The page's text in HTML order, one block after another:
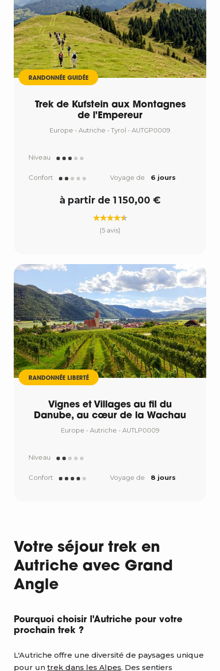
RANDONNÉE GUIDÉE
Trek de Kufstein aux Montagnes
de l'Empereur
Europe - Autriche - Tyrol - AUTGP0009
Niveau
Confort Voyage de 6 jours
à partir de 1 150,00 €
(5 avis)
RANDONNÉE LIBERTÉ
Vignes et Villages au fil du
Danube, au cœur de la Wachau
Europe - Autriche - AUTLP0009
Niveau
Confort Voyage de 8 jours
Votre séjour trek en
Autriche avec Grand
Angle
Pourquoi choisir l'Autriche pour votre
prochain trek ?
L'Autriche offre une diversité de paysages unique
pour un trek dans les Alpes. Des sentiers